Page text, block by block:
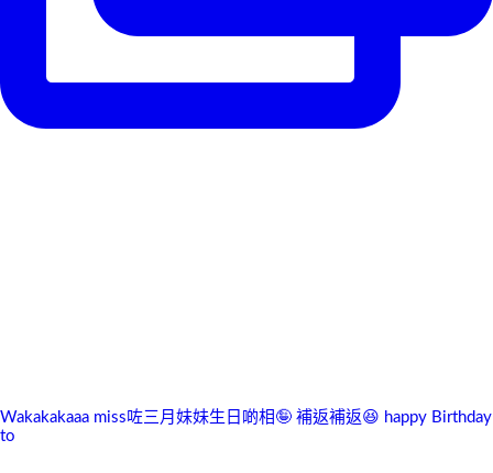
Wakakakaaa miss咗三月妹妹生日啲相🤪 補返補返😆 happy Birthday
to